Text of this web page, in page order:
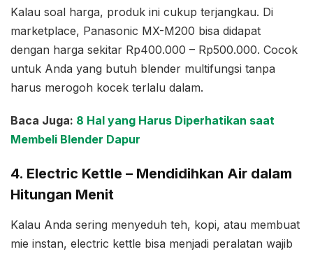
Kalau soal harga, produk ini cukup terjangkau. Di
marketplace, Panasonic MX-M200 bisa didapat
dengan harga sekitar Rp400.000 – Rp500.000. Cocok
untuk Anda yang butuh blender multifungsi tanpa
harus merogoh kocek terlalu dalam.
Baca Juga: 8 Hal yang Harus Diperhatikan saat
Membeli Blender Dapur
4. Electric Kettle – Mendidihkan Air dalam
Hitungan Menit
Kalau Anda sering menyeduh teh, kopi, atau membuat
mie instan, electric kettle bisa menjadi peralatan wajib